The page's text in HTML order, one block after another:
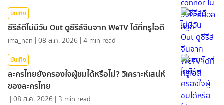
บันเทิง
ซีรีส์ดีไม่มีวัน Out ดูซีรีส์จีนจาก WeTV ได้ที่ทรูไอดี
ima_nan |08 ส.ค. 2026 |4 min read
บันเทิง
ละครไทยยังครองใจผู้ชมได้หรือไม่? วิเคราะห์เสน่ห์
ของละครไทย
|08 ส.ค. 2026 | 3 min read